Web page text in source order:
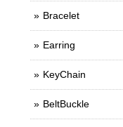
Bracelet
Earring
KeyChain
BeltBuckle